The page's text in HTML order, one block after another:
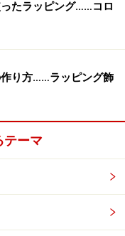
たラッピング……コロ
り方……ラッピング飾
テーマ